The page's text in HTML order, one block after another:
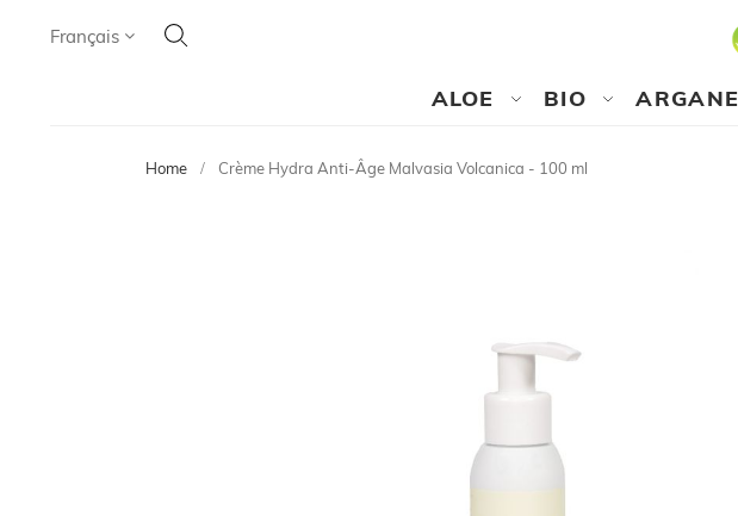
Language
Français Cherchez
CHERCHEZ
ALOE BIO ARGANE
Home Crème Hydra Anti-Âge Malvasia Volcanica - 100 ml